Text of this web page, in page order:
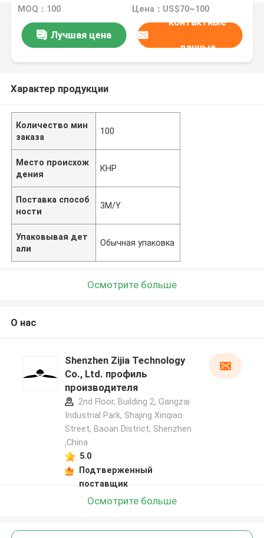
настройками тепла
MOQ：100 Цена：US$70~100
Лучшая цена
контактные
данные
Характер продукции
Количество мин
заказа
100
Место происхож
дения
КНР
Поставка способ
ности
3M/Y
Упаковывая дет
али
Обычная упаковка
Осмотрите больше
О нас
Shenzhen Zijia Technology
Co., Ltd. профиль
производителя
2nd Floor, Building 2, Gangzai
Industrial Park, Shajing Xinqiao
Street, Baoan District, Shenzhen
,China
5.0
Подтверженный
поставщик
Осмотрите больше